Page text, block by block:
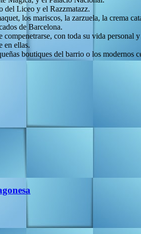
del Liceo y el Razzmatazz.
los mariscos, la zarzuela, la crema
de Barcelona.
con toda su vida personal
en ellas.
boutiques del barrio o los modernos